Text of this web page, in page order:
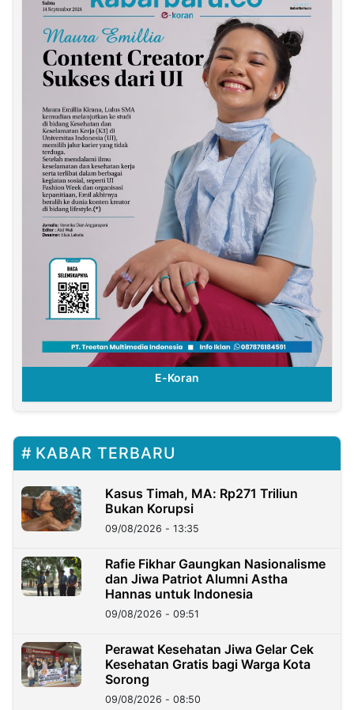
E-Koran
KABAR TERBARU
Kasus Timah, MA: Rp271 Triliun
Bukan Korupsi
09/08/2026 - 13:35
Rafie Fikhar Gaungkan Nasionalisme
dan Jiwa Patriot Alumni Astha
Hannas untuk Indonesia
09/08/2026 - 09:51
Perawat Kesehatan Jiwa Gelar Cek
Kesehatan Gratis bagi Warga Kota
Sorong
09/08/2026 - 08:50